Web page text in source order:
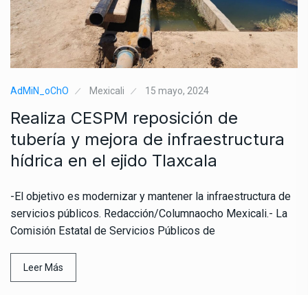
AdMiN_oChO Mexicali 15 mayo, 2024
Realiza CESPM reposición de
tubería y mejora de infraestructura
hídrica en el ejido Tlaxcala
-El objetivo es modernizar y mantener la infraestructura de
servicios públicos. Redacción/Columnaocho Mexicali.- La
Comisión Estatal de Servicios Públicos de
Leer Más